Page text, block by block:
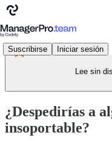
Suscribirse Iniciar sesión
Lee sin
¿Despedirías a
insoportable?